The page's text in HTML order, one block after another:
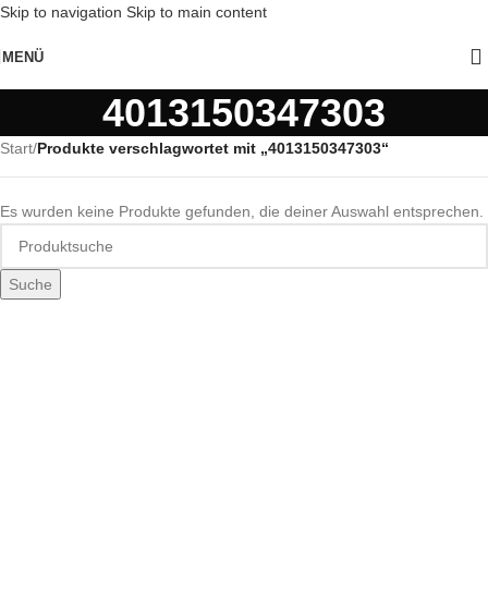
Skip to navigation Skip to main content
MENÜ
4013150347303
Start/Produkte verschlagwortet mit „4013150347303“
Es wurden keine Produkte gefunden, die deiner Auswahl entsprechen.
Suche